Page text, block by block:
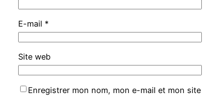
E-mail *
Site web
Enregistrer mon nom, mon e-mail et mon site